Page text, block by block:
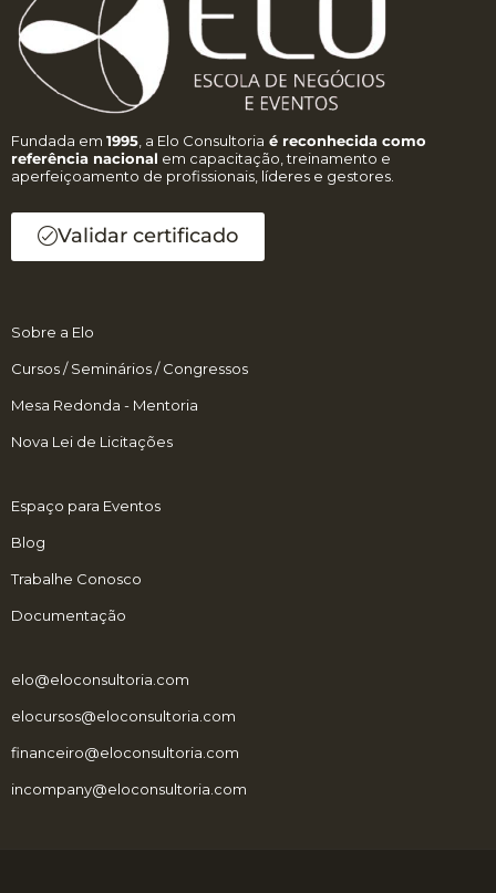
Fundada em 1995, a Elo Consultoria é reconhecida como
referência nacional em capacitação, treinamento e
aperfeiçoamento de profissionais, líderes e gestores.
Validar certificado
Sobre a Elo
Cursos / Seminários / Congressos
Mesa Redonda - Mentoria
Nova Lei de Licitações
Espaço para Eventos
Blog
Trabalhe Conosco
Documentação
elo@eloconsultoria.com
elocursos@eloconsultoria.com
financeiro@eloconsultoria.com
incompany@eloconsultoria.com